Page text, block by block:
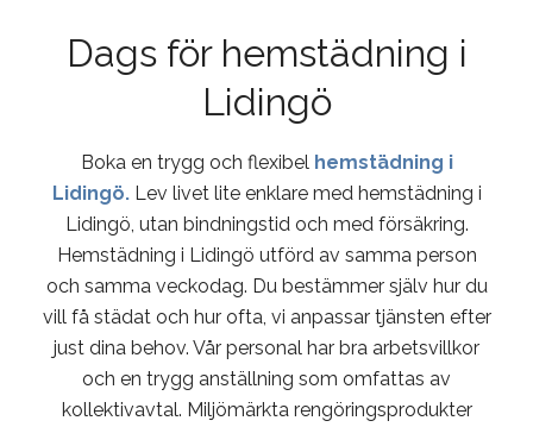
Dags för hemstädning i
Lidingö
Boka en trygg och flexibel hemstädning i
Lidingö. Lev livet lite enklare med hemstädning i
Lidingö, utan bindningstid och med försäkring.
Hemstädning i Lidingö utförd av samma person
och samma veckodag. Du bestämmer själv hur du
vill få städat och hur ofta, vi anpassar tjänsten efter
just dina behov. Vår personal har bra arbetsvillkor
och en trygg anställning som omfattas av
kollektivavtal. Miljömärkta rengöringsprodukter